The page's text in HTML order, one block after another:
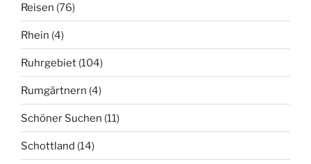
Reisen (76)
Rhein (4)
Ruhrgebiet (104)
Rumgärtnern (4)
Schöner Suchen (11)
Schottland (14)